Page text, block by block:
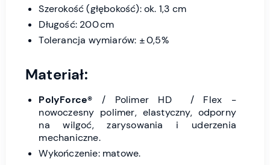
Szerokość (głębokość): ok. 1,3 cm
Długość: 200 cm
Tolerancja wymiarów: ± 0,5%
Materiał:
PolyForce® / Polimer HD / Flex -
nowoczesny polimer, elastyczny, odporny
na wilgoć, zarysowania i uderzenia
mechaniczne.
Wykończenie: matowe.